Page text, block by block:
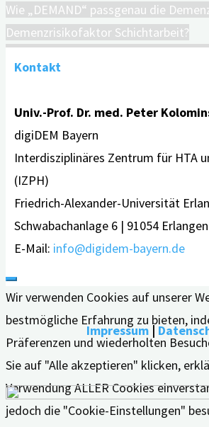
Wie „DEMAND“ passgenau die
Demenzrisikofaktor Schichtarbeit?
Kontakt
Univ.-Prof. Dr. med. Peter
digiDEM Bayern
Interdisziplinäres Zentrum für HTA
(IZPH)
Friedrich-Alexander-Universität
Schwabachanlage 6 | 91054 Erlangen
E-Mail: info@digidem-bayern.de
Impressum |
Wir verwenden Cookies auf unserer
bestmögliche Erfahrung zu bieten,
Präferenzen und wiederholten
Sie auf "Alle akzeptieren" klicken,
Verwendung ALLER Cookies
jedoch die "Cookie-Einstellungen"